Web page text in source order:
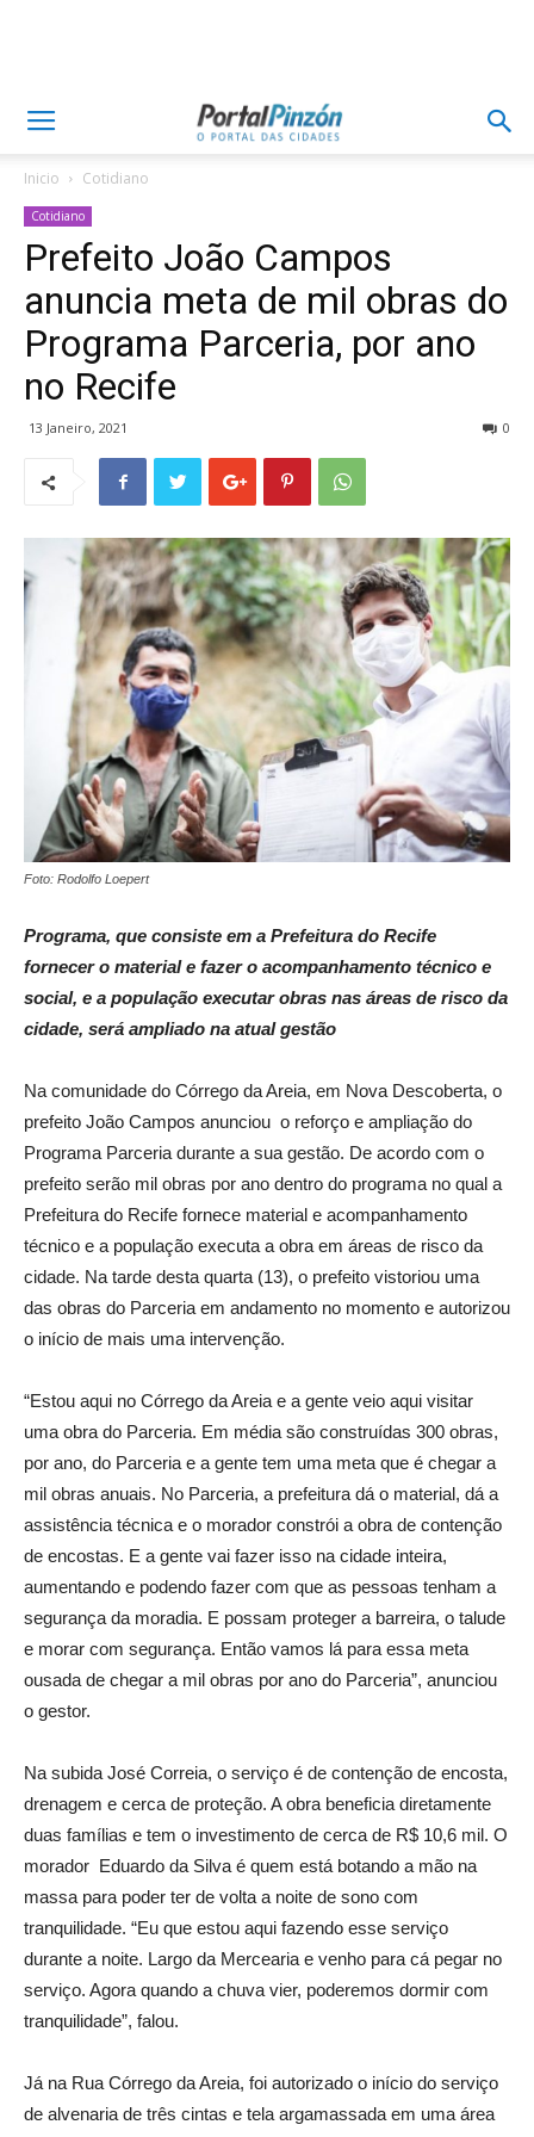
Inicio Cotidiano
Cotidiano
Prefeito João Campos
anuncia meta de mil obras do
Programa Parceria, por ano
no Recife
13 Janeiro, 2021 0
Foto: Rodolfo Loepert
Programa, que consiste em a Prefeitura do Recife
fornecer o material e fazer o acompanhamento técnico e
social, e a população executar obras nas áreas de risco da
cidade, será ampliado na atual gestão
Na comunidade do Córrego da Areia, em Nova Descoberta, o
prefeito João Campos anunciou o reforço e ampliação do
Programa Parceria durante a sua gestão. De acordo com o
prefeito serão mil obras por ano dentro do programa no qual a
Prefeitura do Recife fornece material e acompanhamento
técnico e a população executa a obra em áreas de risco da
cidade. Na tarde desta quarta (13), o prefeito vistoriou uma
das obras do Parceria em andamento no momento e autorizou
o início de mais uma intervenção.
“Estou aqui no Córrego da Areia e a gente veio aqui visitar
uma obra do Parceria. Em média são construídas 300 obras,
por ano, do Parceria e a gente tem uma meta que é chegar a
mil obras anuais. No Parceria, a prefeitura dá o material, dá a
assistência técnica e o morador constrói a obra de contenção
de encostas. E a gente vai fazer isso na cidade inteira,
aumentando e podendo fazer com que as pessoas tenham a
segurança da moradia. E possam proteger a barreira, o talude
e morar com segurança. Então vamos lá para essa meta
ousada de chegar a mil obras por ano do Parceria”, anunciou
o gestor.
Na subida José Correia, o serviço é de contenção de encosta,
drenagem e cerca de proteção. A obra beneficia diretamente
duas famílias e tem o investimento de cerca de R$ 10,6 mil. O
morador Eduardo da Silva é quem está botando a mão na
massa para poder ter de volta a noite de sono com
tranquilidade. “Eu que estou aqui fazendo esse serviço
durante a noite. Largo da Mercearia e venho para cá pegar no
serviço. Agora quando a chuva vier, poderemos dormir com
tranquilidade”, falou.
Já na Rua Córrego da Areia, foi autorizado o início do serviço
de alvenaria de três cintas e tela argamassada em uma área